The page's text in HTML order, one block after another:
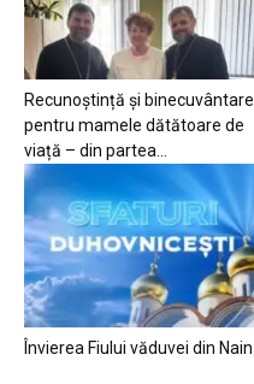
Recunoștință și binecuvântare
pentru mamele dătătoare de
viață – din partea...
Învierea Fiului văduvei din Nain